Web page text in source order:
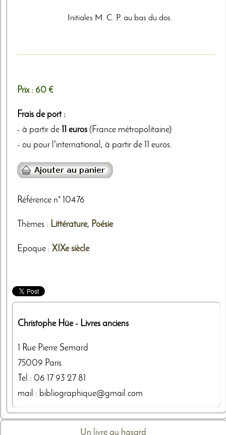
Initiales M. C. P. au bas du dos.
Prix : 60 €
Frais de port :
- à partir de
11 euros (France métropolitaine)
- ou pour l'international, à partir de 11 euros.
Référence n° 10476
Thèmes : Littérature, Poésie
Epoque : XIXe siècle
Christophe Hüe- Livres anciens
1 Rue Pierre Semard
75009 Paris
Tel : 06 17 93 27 81
mail : bibliographique@gmail.com
Un livre au hasard